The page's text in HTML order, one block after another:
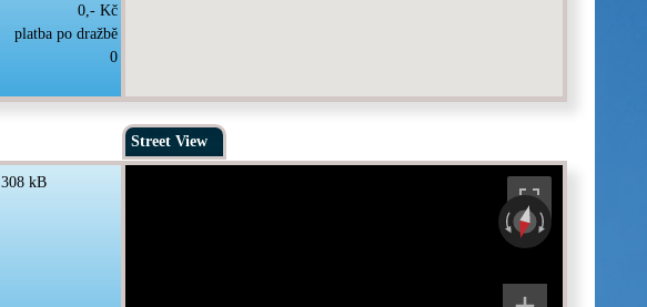
0,- Kč
platba po dražbě
0
Street View
308 kB